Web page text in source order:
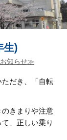
生)
知らせ≫
だき、「自転
きまりや注意
、正しい乗り